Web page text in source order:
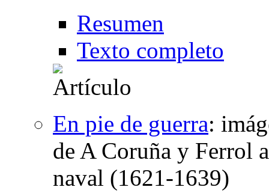
Resumen
Texto completo
En pie de guerra:
de A Coruña y Ferrol
naval (1621-1639)